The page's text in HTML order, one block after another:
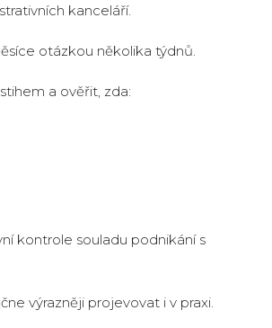
kanceláří.
otázkou několika týdnů.
a ověřit, zda:
kontrole souladu podnikání s
výrazněji projevovat i v praxi.